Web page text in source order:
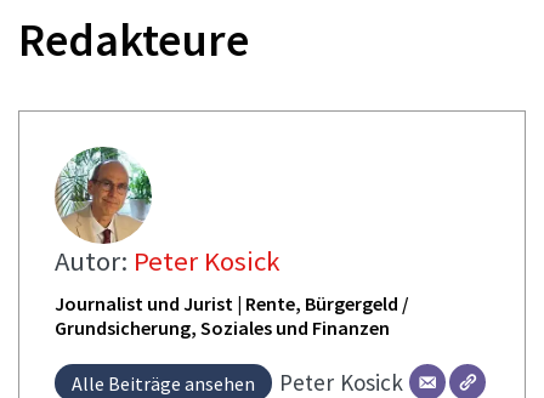
Redakteure
Autor: Peter Kosick
Journalist und Jurist | Rente, Bürgergeld /
Grundsicherung, Soziales und Finanzen
Alle Beiträge ansehen Peter Kosick